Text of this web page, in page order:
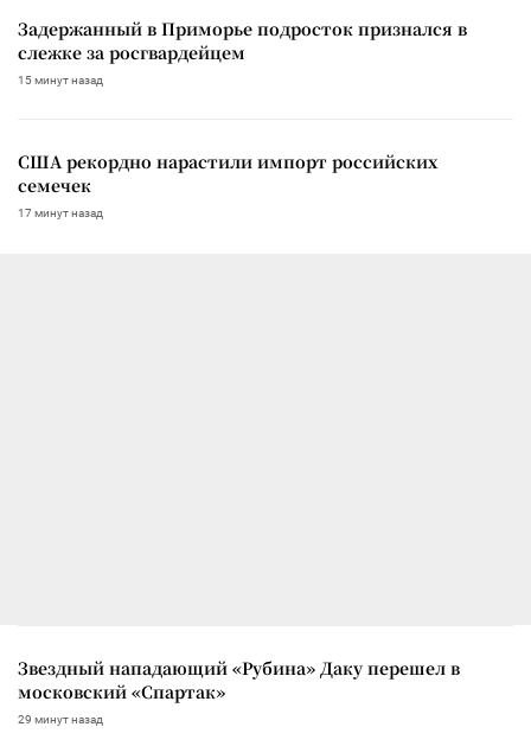
Задержанный в Приморье подросток признался в
слежке за росгвардейцем
15 минут назад
США рекордно нарастили импорт российских
семечек
17 минут назад
Звездный нападающий «Рубина» Даку перешел в
московский «Спартак»
29 минут назад